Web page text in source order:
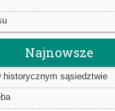
Najnowsze
historycznym sąsiedztwie